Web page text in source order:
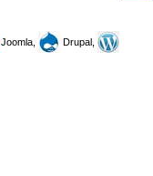
Joomla,
Drupal,